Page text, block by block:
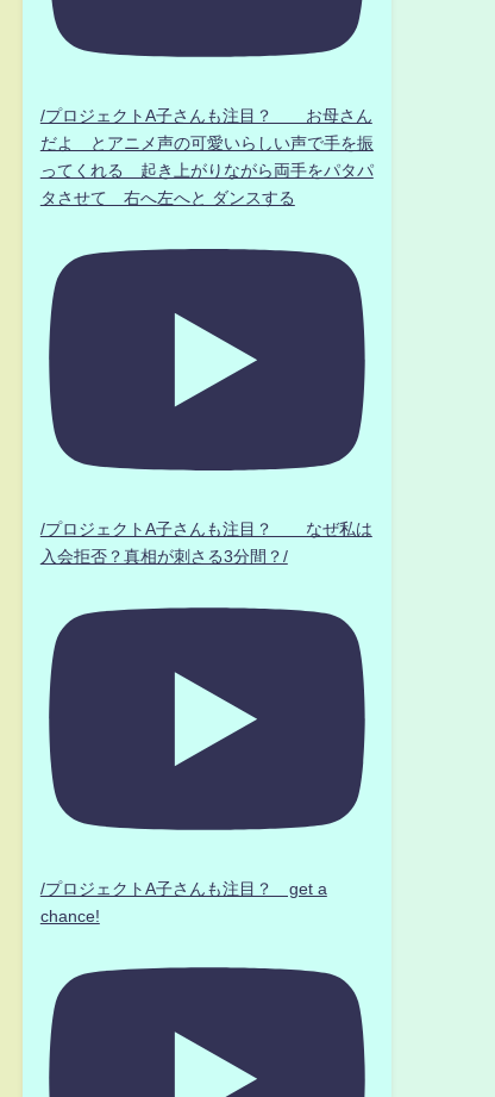
/プロジェクトA子さんも注目？ お母さん
だよ とアニメ声の可愛いらしい声で手を振
ってくれる 起き上がりながら両手をパタパ
タさせて 右へ左へと ダンスする
/プロジェクトA子さんも注目？ なぜ私は
入会拒否？真相が刺さる3分間？/
/プロジェクトA子さんも注目？ get a
chance!